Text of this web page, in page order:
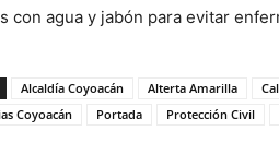
con agua y jabón para evitar
Alcaldía Coyoacán Alterta Amarilla
Coyoacán
Portada Protección Civil